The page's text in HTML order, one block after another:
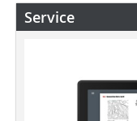
Service